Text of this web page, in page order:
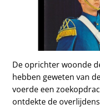
De oprichter woonde
hebben geweten van
voerde een
ontdekte de